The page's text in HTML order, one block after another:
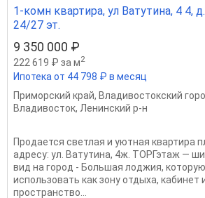
1-комн квартира, ул Ватутина, 4 4,
24/27 эт.
9 350 000 ₽
222 619 ₽ за м2
Ипотека от 44 798 ₽ в месяц
Приморский край, Владивостокский
Владивосток, Ленинский р-н
Продается светлая и уютная квартира
адресу: ул. Ватутина, 4ж. ТОРГэтаж —
вид на город - Большая лоджия,
использовать как зону отдыха, кабинет
пространство...